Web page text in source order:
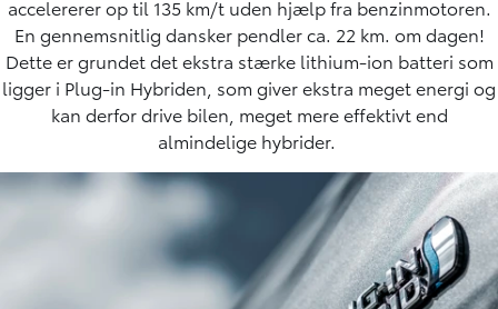
accelererer op til 135 km/t uden hjælp fra benzinmotoren.
En gennemsnitlig dansker pendler ca. 22 km. om dagen!
Dette er grundet det ekstra stærke lithium-ion batteri som
ligger i Plug-in Hybriden, som giver ekstra meget energi og
kan derfor drive bilen, meget mere effektivt end
almindelige hybrider.